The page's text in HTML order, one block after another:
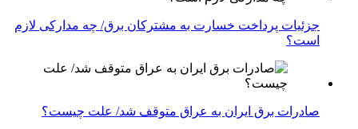
جزئیات پرداخت خسارت به مشترکان برق/ چه مدارکی لازم
است؟
صادرات برق ایران به عراق متوقف شد/ علت چیست؟